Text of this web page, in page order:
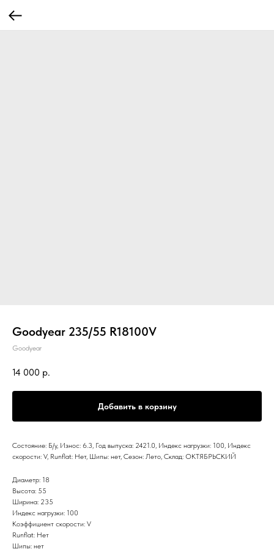
Goodyear 235/55 R18100V
Goodyear
14 000 р.
Добавить в корзину
Состояние: Б/у, Износ: 6.3, Год выпуска: 2421.0, Индекс нагрузки: 100, Индекс
скорости: V, Runflat: Нет, Шипы: нет, Сезон: Лето, Склад: ОКТЯБРЬСКИЙ
Диаметр: 18
Высота: 55
Ширина: 235
Индекс нагрузки: 100
Коэффициент скорости: V
Runflat: Нет
Шипы: нет